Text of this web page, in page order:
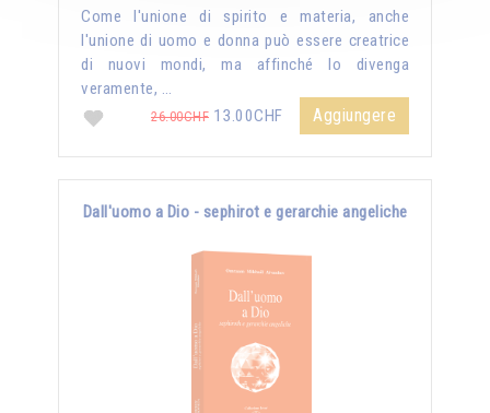
Come l'unione di spirito e materia, anche
l'unione di uomo e donna può essere creatrice
di nuovi mondi, ma affinché lo divenga
veramente, …
26.00CHF 13.00CHF Aggiungere
Dall'uomo a Dio - sephirot e gerarchie angeliche